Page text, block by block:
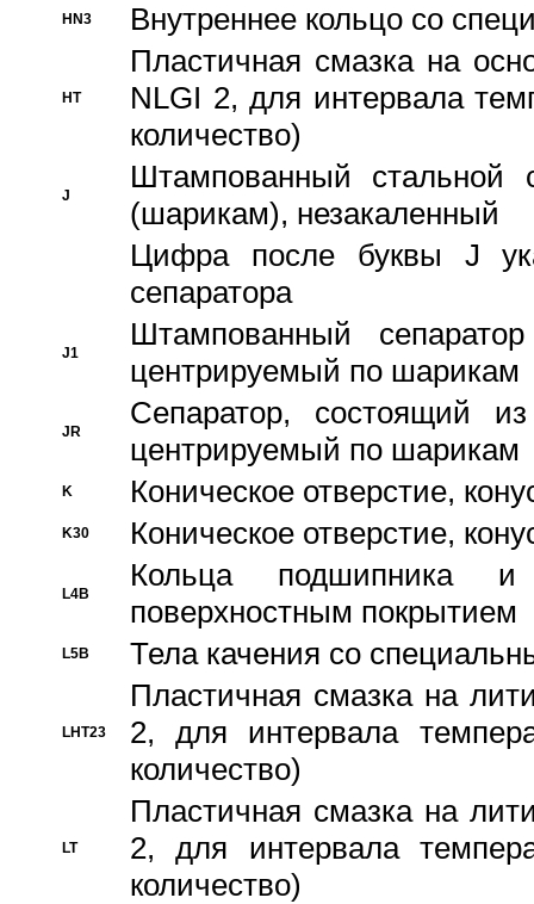
HN3 Внутреннее кольцо со
HT
Пластичная смазка на
NLGI 2, для интервала
количество)
J
Штампованный стальной
(шарикам), незакаленный
Цифра после буквы J
сепаратора
J1
Штампованный
центрируемый по шарикам
JR
Сепаратор, состоящий
центрируемый по шарикам
K Коническое отверстие,
K30 Коническое отверстие,
L4B
Кольца подшипника
поверхностным покрытием
L5B Тела качения со
LHT23
Пластичная смазка на
2, для интервала
количество)
LT
Пластичная смазка на
2, для интервала
количество)